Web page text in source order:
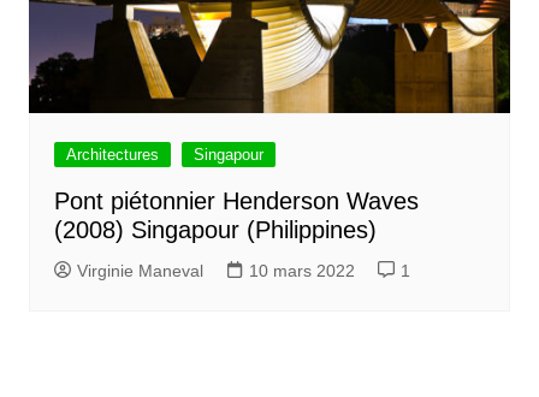
Architectures Singapour
Pont piétonnier Henderson Waves
(2008) Singapour (Philippines)
Virginie Maneval 10 mars 2022 1